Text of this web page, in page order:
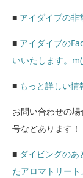
■ アイダイブの非
■ アイダイブの
いいたします。
■ もっと詳しい情
お問い合わせの
号などあります！
■ ダイビングの
たアロマトリー